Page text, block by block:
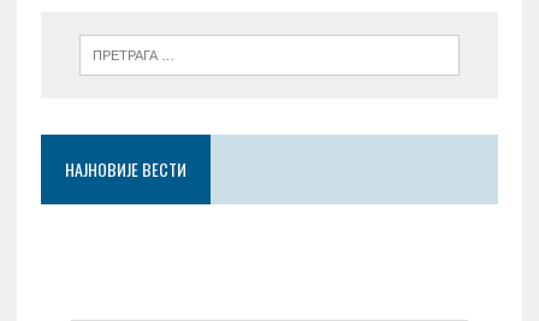
НАЈНОВИЈЕ ВЕСТИ